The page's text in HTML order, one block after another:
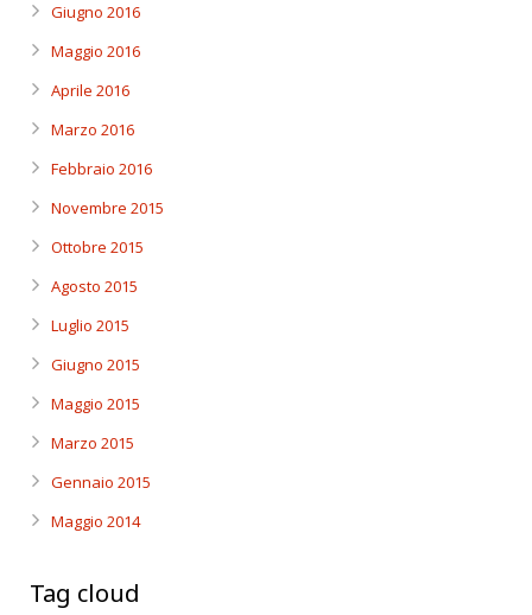
Giugno 2016
Maggio 2016
Aprile 2016
Marzo 2016
Febbraio 2016
Novembre 2015
Ottobre 2015
Agosto 2015
Luglio 2015
Giugno 2015
Maggio 2015
Marzo 2015
Gennaio 2015
Maggio 2014
Tag cloud